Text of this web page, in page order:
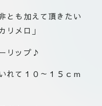
とも加えて頂きたい
リメロ」
リップ♪
れて１０～１５ｃｍ